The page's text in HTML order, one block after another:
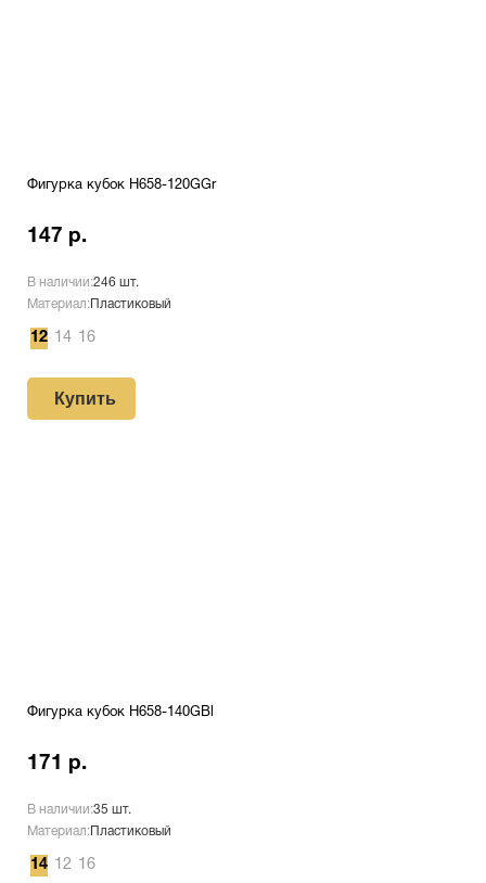
Фигурка кубок H658-120GGr
147 р.
В наличии:246 шт.
Материал: Пластиковый
12 14 16
Купить
Фигурка кубок H658-140GBl
171 р.
В наличии:35 шт.
Материал: Пластиковый
14 12 16